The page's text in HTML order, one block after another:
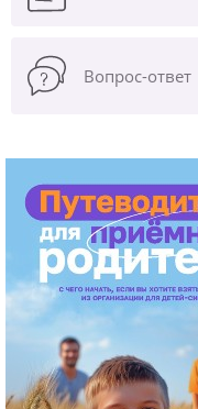
Вопрос-ответ